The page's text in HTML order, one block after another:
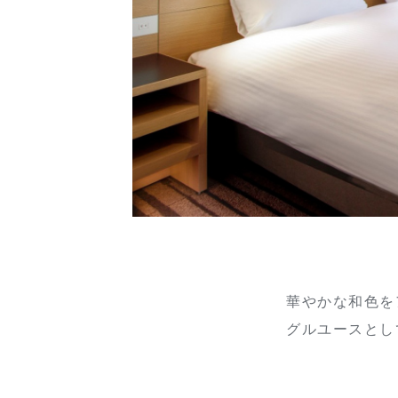
華やかな和色
グルユースと